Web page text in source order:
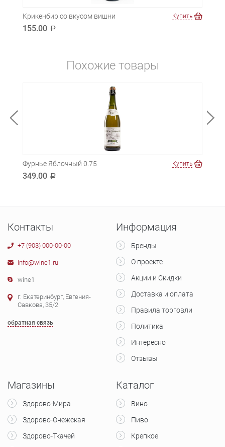
Крикенбир со вкусом вишни
155.00 a
Купить
Похожие товары
Фурнье Яблочный 0.75
349.00 a
Купить
Контакты
+7 (903) 000-00-00
info@wine1.ru
wine1
г. Екатеринбург, Евгения-
Савкова, 35/2
обратная связь
Информация
Бренды
О проекте
Акции и Скидки
Доставка и оплата
Правила торговли
Политика
Интересно
Отзывы
Магазины
Здорово-Мира
Здорово-Онежская
Здорово-Ткачей
Каталог
Вино
Пиво
Крепкое